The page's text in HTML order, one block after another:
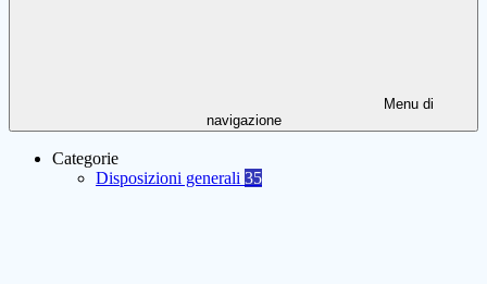
Menu di
navigazione
Categorie
Disposizioni generali 35